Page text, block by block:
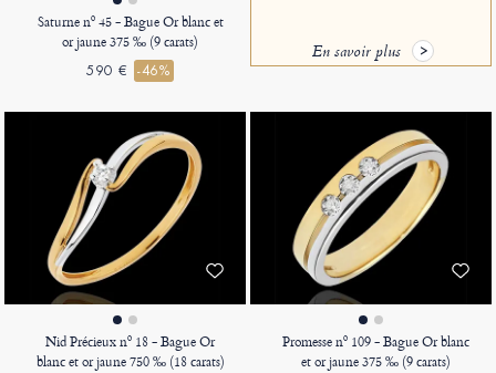
Saturne nº 45 - Bague Or blanc et
or jaune 375 ‰ (9 carats)
590 € -46%
En savoir plus
Nid Précieux nº 18 - Bague Or
blanc et or jaune 750 ‰ (18 carats)
Promesse nº 109 - Bague Or blanc
et or jaune 375 ‰ (9 carats)